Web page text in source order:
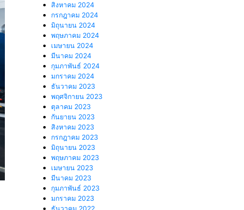
สิงหาคม 2024
กรกฎาคม 2024
มิถุนายน 2024
พฤษภาคม 2024
เมษายน 2024
มีนาคม 2024
กุมภาพันธ์ 2024
มกราคม 2024
ธันวาคม 2023
พฤศจิกายน 2023
ตุลาคม 2023
กันยายน 2023
สิงหาคม 2023
กรกฎาคม 2023
มิถุนายน 2023
พฤษภาคม 2023
เมษายน 2023
มีนาคม 2023
กุมภาพันธ์ 2023
มกราคม 2023